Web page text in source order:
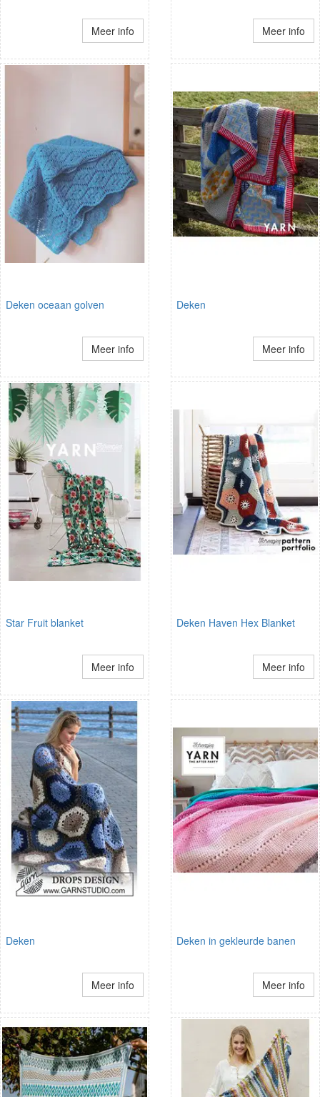
Meer info Meer info
Deken oceaan golven
Meer info
Deken
Meer info
Star Fruit blanket
Meer info
Deken Haven Hex Blanket
Meer info
Deken
Meer info
Deken in gekleurde banen
Meer info